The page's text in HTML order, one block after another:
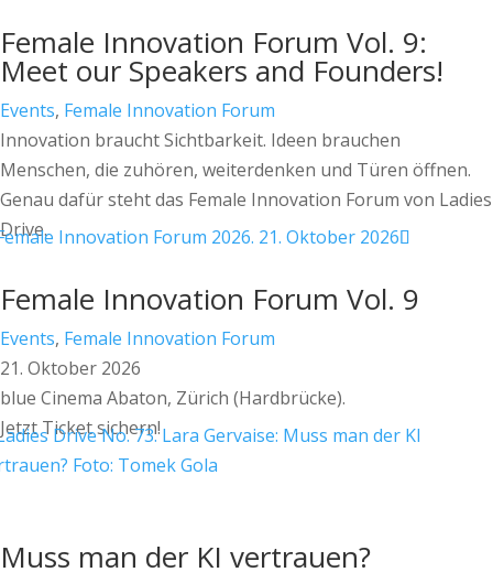
Female Innovation Forum Vol. 9:
Meet our Speakers and Founders!
Events, Female Innovation Forum
Innovation braucht Sichtbarkeit. Ideen brauchen
Menschen, die zuhören, weiterdenken und Türen öffnen.
Genau dafür steht das Female Innovation Forum von Ladies
Drive.
Female Innovation Forum Vol. 9
Events, Female Innovation Forum
21. Oktober 2026
blue Cinema Abaton, Zürich (Hardbrücke).
Jetzt Ticket sichern!
Muss man der KI vertrauen?